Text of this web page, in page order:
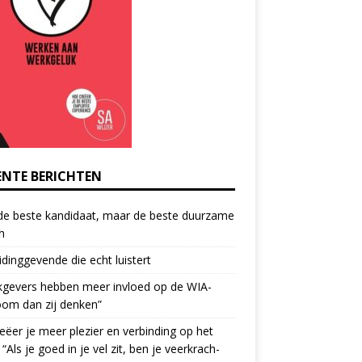
BERICHTEN
beste kandidaat, maar de beste duurzame
die echt luistert
hebben meer invloed op de WIA-
dan zij denken”
je meer plezier en verbinding op het
je goed in je vel zit, ben je veerkrach­